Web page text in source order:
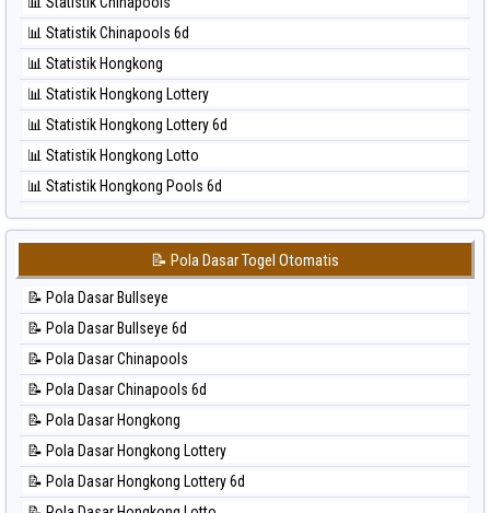
⚽ Bola Hitam Nagoya
⚽ Bola Hitam North Carolina Day
⚽ Bola Hitam Pcso
⚽ Bola Hitam Sao Paulo
⚽ Bola Hitam Singapore
⚽ Bola Hitam Sydney
⚽ Bola Hitam Sydney Lottery
⚽ Bola Hitam Sydney Lottery 6d
⚽ Bola Hitam Sydney Lotto
⚽ Bola Hitam Sydney Pools 6d
⚽ Bola Hitam Taipei
⚽ Bola Hitam Taiwan
📊 Statistik Chinapools 6d
📊 Statistik Hongkong
📊 Statistik Hongkong Lottery
📊 Statistik Hongkong Lottery 6d
📊 Statistik Hongkong Lotto
📊 Statistik Hongkong Pools 6d
📊 Statistik Japan
📊 Statistik Japan 6d
📊 Statistik Korea
📊 Statistik Kuda Lari
📊 Statistik Magnum Cambodia
📊 Statistik Nagoya
📊 Statistik New York Midday
📊 Statistik North Carolina Day
📊 Statistik Pcso
📊 Statistik Pennsylvania Day
📝 Pola Dasar Togel Otomatis
📝 Pola Dasar Bullseye
📝 Pola Dasar Bullseye 6d
📝 Pola Dasar Chinapools
📝 Pola Dasar Chinapools 6d
📝 Pola Dasar Hongkong
📝 Pola Dasar Hongkong Lottery
📝 Pola Dasar Hongkong Lottery 6d